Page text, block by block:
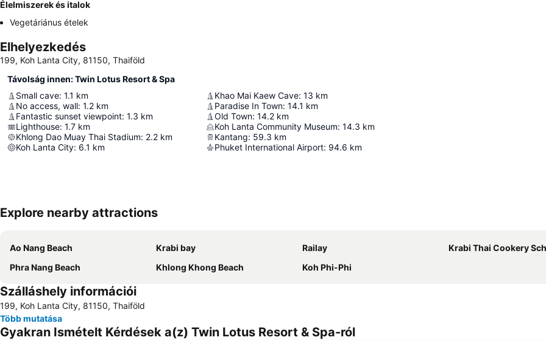
Élelmiszerek és italok
Vegetáriánus ételek
Elhelyezkedés
199, Koh Lanta City, 81150, Thaiföld
Távolság innen: Twin Lotus Resort & Spa
Small cave: 1.1 km
No access, wall: 1.2 km
Fantastic sunset viewpoint: 1.3 km
Lighthouse: 1.7 km
Khlong Dao Muay Thai Stadium: 2.2 km
Koh Lanta City: 6.1 km
Khao Mai Kaew Cave: 13 km
Paradise In Town: 14.1 km
Old Town: 14.2 km
Koh Lanta Community Museum: 14.3 km
Kantang: 59.3 km
Phuket International Airport: 94.6 km
Explore nearby attractions
Ao Nang Beach Krabi bay Railay
Krabi Thai Cookery
Phra Nang Beach
Khlong Khong Beach Koh Phi-Phi
Szálláshely információi
199, Koh Lanta City, 81150, Thaiföld
Több mutatása
Gyakran Ismételt Kérdések a(z) Twin Lotus Resort & Spa-ról